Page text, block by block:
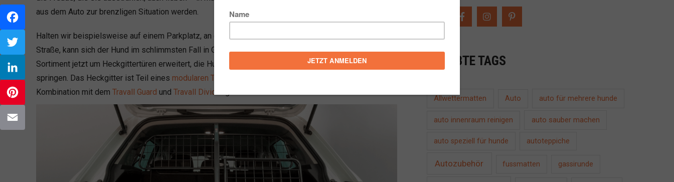
aus dem Auto zur brenzligen Situation werden.
Halten wir beispielsweise auf einem Parkplatz, an der Autobahnraststätte oder an einer vielbefahrenen
Straße, kann sich der Hund im schlimmsten Fall in Gefahr bringen. Aus diesem Grund hat Travall sein
Sortiment jetzt um Heckgittertüren erweitert, die Hunde davon abhalten, direkt aus dem Kofferraum zu
springen. Das Heckgitter ist Teil eines modularen Transportsystems
Kombination mit dem Travall Guard und Travall Divider
BELIEBTE TAGS
Allwettermatten Auto auto für mehrere hunde
auto innenraum reinigen auto sauber machen
auto speziell für hunde autoteppiche
Autozubehör fussmatten gassirunde
Facebook
Twitter
LinkedIn
Pinterest